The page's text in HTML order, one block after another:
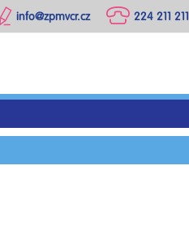
224 211 211
info@zpmvcr.cz